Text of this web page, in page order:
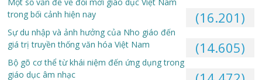
Một số vấn đề về đổi mới giáo dục Việt Nam
trong bối cảnh hiện nay
(16.201)
Sự du nhập và ảnh hưởng của Nho giáo đến
giá trị truyền thống văn hóa Việt Nam
(14.605)
Bộ gõ cơ thể từ khái niệm đến ứng dụng trong
giáo dục âm nhạc